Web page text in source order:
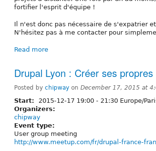
fortifier l'esprit d'équipe !
Il n'est donc pas nécessaire de s'expatrier
N'hésitez pas à me contacter pour
Read more
Drupal Lyon : Créer ses
Posted by chipway on December 17, 2015 at
Start: 2015-12-17 19:00 - 21:30 Europe/
Organizers:
chipway
Event type:
User group meeting
http://www.meetup.com/fr/drupal-france-